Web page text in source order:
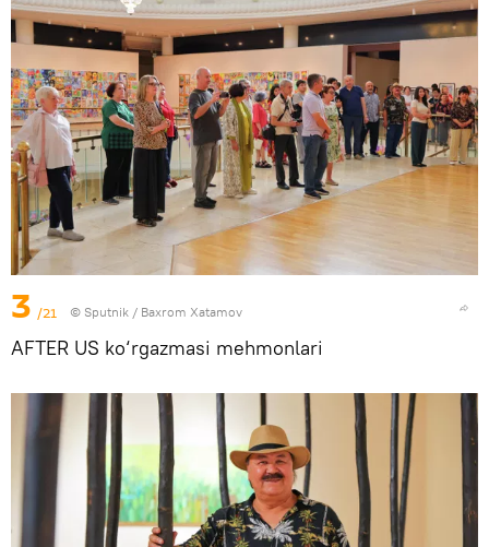
3 /21 © Sputnik / Baxrom Xatamov
AFTER US ko‘rgazmasi mehmonlari